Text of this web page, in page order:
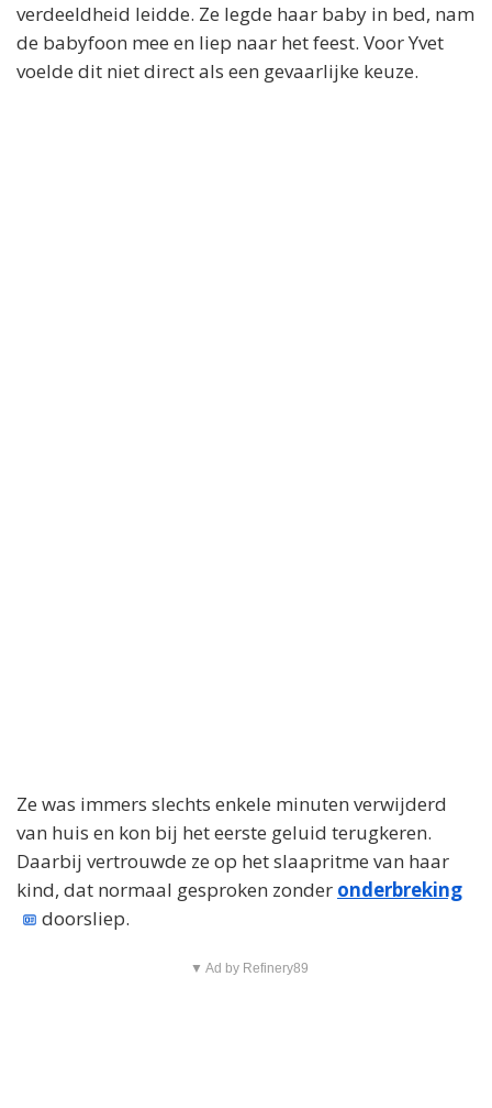
verdeeldheid leidde. Ze legde haar baby in bed, nam
de babyfoon mee en liep naar het feest. Voor Yvet
voelde dit niet direct als een gevaarlijke keuze.
Ze was immers slechts enkele minuten verwijderd
van huis en kon bij het eerste geluid terugkeren.
Daarbij vertrouwde ze op het slaapritme van haar
kind, dat normaal gesproken zonder onderbreking
doorsliep.
▼ Ad by Refinery89